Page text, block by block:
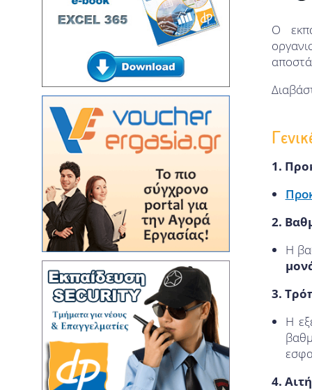
Ο
1.
2.
Η
3.
Η
4.
ΠΑΝ. ΠΑΤΡΩΝ
ΔΙΔΑΣΚΑΛΙΑ ΤΗΣ ΕΛΛΗΝΙΚΗΣ ΩΣ
ΔΕΥΤΕΡΗΣ ΞΕΝΗΣ ΓΛΩΣΣΑΣ
ΔΙΔΑΣΚΑΛΙΑ ΤΗΣ ΑΓΓΛΙΚΗΣ ΩΣ
ΞΕΝΗΣ ΓΛΩΣΣΑΣ
ΕΚΠΑΙΔΕΥΤΙΚΗ ΨΥΧΟΛΟΓΙΑ
ΠΛΗΡΟΦΟΡΙΚΗ
ΕΠΙΣΤΗΜΗ ΔΕΔΟΜΕΝΩΝ
ΑΛΥΣΙΔΑ ΣΥΣΤΟΙΧΙΩΝ
(BLOCKCHAIN) ΚΑΙ ΨΗΦΙΑΚΟ
ΝΟΜΙΣΜΑ
ΥΠΟΛΟΓΙΣΤΙΚΟΣ ΣΧΕΔΙΑΣΜΟΣ ΚΑΙ
ΨΗΦΙΑΚΗ ΚΑΤΑΣΚΕΥΗ
ΚΑΝΟΝΙΣΤΙΚΗ ΡΥΘΜΙΣΗ ΤΗΣ
ΤΕΧΝΟΛΟΓΙΑΣ
ΟΙΚΟΓΕΝΕΙΑΚΗ ΙΑΤΡΙΚΗ
ΔΗΜΟΣΙΑ ΥΓΕΙΑ
ΦΑΡΜΑΚΟΡΡΥΘΜΙΣΗ/
ΚΑΝΟΝΙΣΤΙΚΕΣ ΥΠΟΘΕΣΕΙΣ
ΕΦΑΡΜΟΣΜΕΝΗ ΚΛΙΝΙΚΗ ΠΡΑΞΗ
ΣΤΟ ΚΟΙΝΟΤΙΚΟ ΦΑΡΜΑΚΕΙΟ